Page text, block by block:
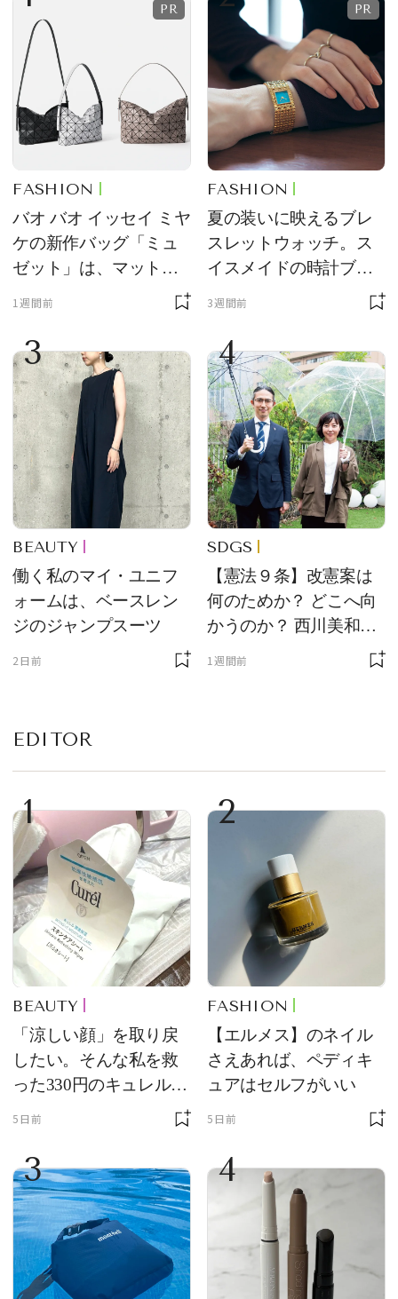
FASHION
バオ バオ イッセイ ミヤ
ケの新作バッグ「ミュ
ゼット」は、マットな
1週間前
FASHION
夏の装いに映えるブレ
スレットウォッチ。ス
イスメイドの時計ブラ
ンド【フレデリック・
をレビュー。【それい
け！ 良品ハンター】
3週間前
3
BEAUTY
働く私のマイ・ユニフ
ォームは、ベースレン
ジのジャンプスーツ
2日前
4
SDGS
【憲法９条】改憲案は
何のためか？ どこへ向
かうのか？ 西川美和さ
んと木村草太さんが読
1週間前
EDITOR
1
BEAUTY
「涼しい顔」を取り戻
したい。そんな私を救
った330円のキュレル名
5日前
2
FASHION
【エルメス】のネイル
さえあれば、ペディキ
ュアはセルフがいい
5日前
3 4